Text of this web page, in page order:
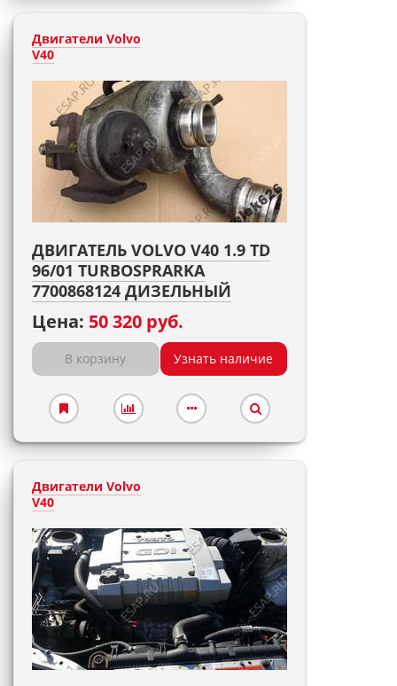
Двигатели Volvo
V40
ДВИГАТЕЛЬ VOLVO V40 1.9 TD
96/01 TURBOSPRARKA
7700868124 ДИЗЕЛЬНЫЙ
Цена: 50 320 руб.
В корзину Узнать наличие
Двигатели Volvo
V40